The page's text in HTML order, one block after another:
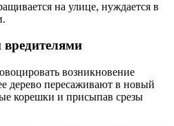
на улице, нуждается в
вредителями
возникновение
дерево пересаживают в новый
корешки и присыпав срезы